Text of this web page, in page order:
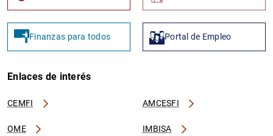
Finanzas para todos Portal de Empleo
Enlaces de interés
CEMFI AMCESFI
OME IMBISA